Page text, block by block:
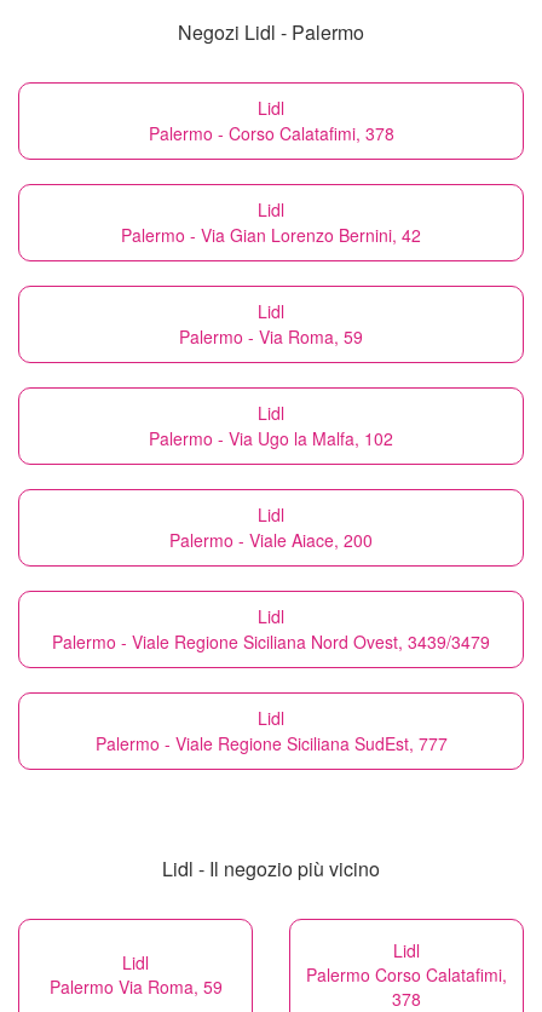
Negozi Lidl - Palermo
Lidl
Palermo - Corso Calatafimi, 378
Lidl
Palermo - Via Gian Lorenzo Bernini, 42
Lidl
Palermo - Via Roma, 59
Lidl
Palermo - Via Ugo la Malfa, 102
Lidl
Palermo - Viale Aiace, 200
Lidl
Palermo - Viale Regione Siciliana Nord Ovest, 3439/3479
Lidl
Palermo - Viale Regione Siciliana SudEst, 777
Lidl - Il negozio più vicino
Lidl
Palermo Via Roma, 59
Lidl
Palermo Corso Calatafimi,
378